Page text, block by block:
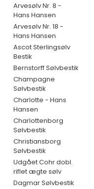
Arvesølv Nr. 8 -
Hans Hansen
Arvesølv Nr. 18 -
Hans Hansen
Ascot Sterlingsølv
Bestik
Bernstorff Sølvbestik
Champagne
Sølvbestik
Charlotte - Hans
Hansen
Charlottenborg
Sølvbestik
Christiansborg
Sølvbestik
Udgået Cohr dobl.
riflet ægte sølv
Dagmar Sølvbestik